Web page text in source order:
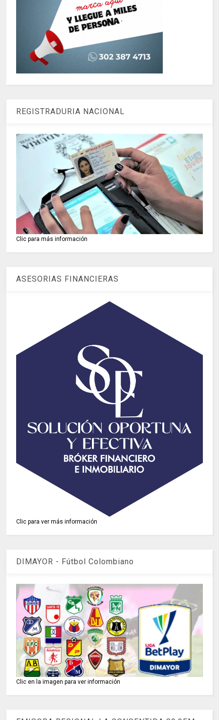
REGISTRADURIA NACIONAL
Clic para más información
ASESORIAS FINANCIERAS
Clic para ver más información
DIMAYOR - Fútbol Colombiano
Clic en la imagen para ver información